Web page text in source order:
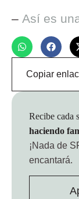
– Así es
Copiar
Recibe cada
haciendo
¡Nada de
encantará.